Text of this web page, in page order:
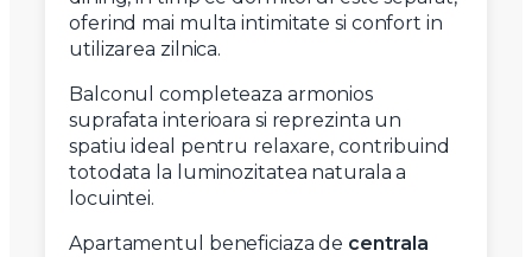
oferind mai multa intimitate si confort in
utilizarea zilnica.
Balconul completeaza armonios
suprafata interioara si reprezinta un
spatiu ideal pentru relaxare, contribuind
totodata la luminozitatea naturala a
locuintei.
Apartamentul beneficiaza de centrala